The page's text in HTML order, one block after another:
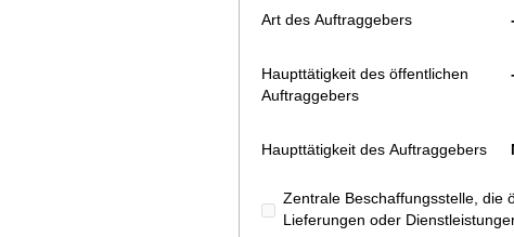
Art des Auftraggebers
Haupttätigkeit des öffentlichen
Auftraggebers
Haupttätigkeit des Auftraggebers
Zentrale Beschaffungsstelle, die
Lieferungen oder